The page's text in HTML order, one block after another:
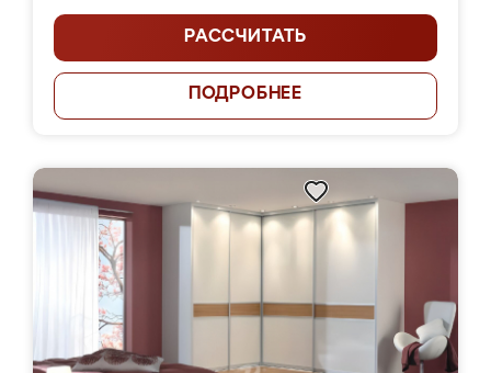
РАССЧИТАТЬ
ПОДРОБНЕЕ